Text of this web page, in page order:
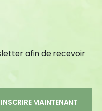
afin de recevoir
MAINTENANT